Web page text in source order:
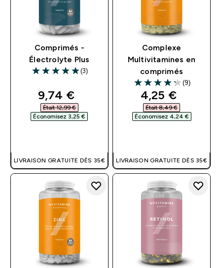
Comprimés -
Électrolyte Plus
5 out of 5 stars
(3)
discounted price
9,74 €‎
Était 12,99 €‎
Économisez 3,25 €‎
LIVRAISON GRATUITE DÈS 35€
Complexe
Multivitamines en
comprimés
4.22 out of 5 stars
(9)
discounted
4,25 €‎
Était 8,49 €‎
Économisez 4,24 €‎
LIVRAISON GRATUITE DÈS 35€